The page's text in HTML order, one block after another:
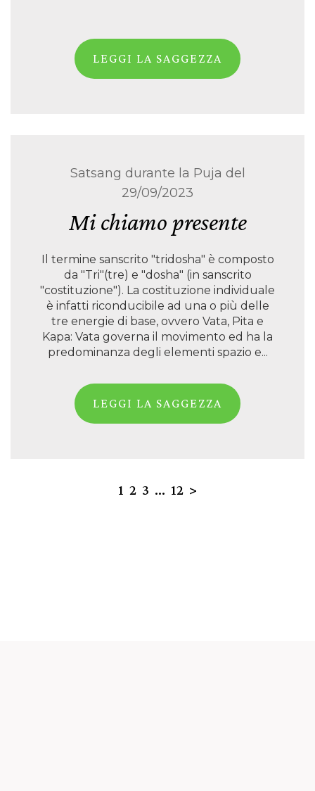
LEGGI LA SAGGEZZA
Satsang durante la Puja del
29/09/2023
Mi chiamo presente
Il termine sanscrito "tridosha" è composto
da "Tri"(tre) e "dosha" (in sanscrito
"costituzione"). La costituzione individuale
è infatti riconducibile ad una o più delle
tre energie di base, ovvero Vata, Pita e
Kapa: Vata governa il movimento ed ha la
predominanza degli elementi spazio e...
LEGGI LA SAGGEZZA
1 2 3 … 12 >